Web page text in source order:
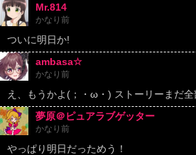
Mr.814
かなり前
ついに明日か!
ambasa☆
かなり前
え、もうかよ(；・ω・) ストーリーまだ
夢原＠ピュアラブゲッター
かなり前
やっぱり明日だっためう！